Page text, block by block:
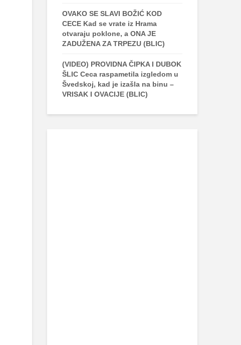
OVAKO SE SLAVI BOŽIĆ KOD
CECE Kad se vrate iz Hrama
otvaraju poklone, a ONA JE
ZADUŽENA ZA TRPEZU (BLIC)
(VIDEO) PROVIDNA ČIPKA I DUBOK
ŠLIC Ceca raspametila izgledom u
Švedskoj, kad je izašla na binu –
VRISAK I OVACIJE (BLIC)